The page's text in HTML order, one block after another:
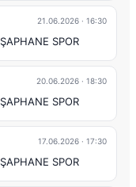
21.06.2026 · 16:30
ŞAPHANE SPOR
20.06.2026 · 18:30
ŞAPHANE SPOR
17.06.2026 · 17:30
ŞAPHANE SPOR